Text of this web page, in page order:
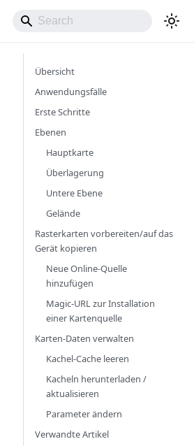
Übersicht
Anwendungsfälle
Erste Schritte
Ebenen
Hauptkarte
Überlagerung
Untere Ebene
Gelände
Rasterkarten vorbereiten/auf das
Gerät kopieren
Neue Online-Quelle
hinzufügen
Magic-URL zur Installation
einer Kartenquelle
Karten-Daten verwalten
Kachel-Cache leeren
Kacheln herunterladen /
aktualisieren
Parameter ändern
Verwandte Artikel